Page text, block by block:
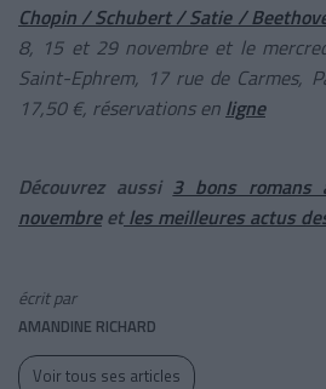
Chopin / Schubert / Satie /
8, 15 et 29 novembre et le
Saint-Ephrem, 17 rue de Carmes,
17,50 €, réservations en ligne
Découvrez aussi 3 bons romans
novembreetles meilleures actus
écrit par
AMANDINE RICHARD
Voir tous ses articles